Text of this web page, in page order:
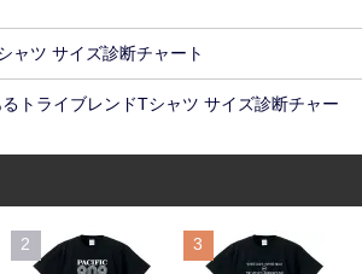
ャツ サイズ診断チャート
トライブレンドTシャツ サイズ診断チャー
2 3